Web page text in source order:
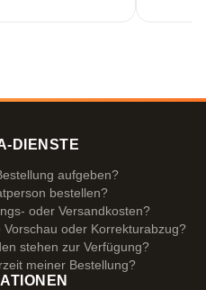
DIENSTE
aufgeben?
bestellen?
oder Versandkosten?
oder Korrekturabzug?
stehen zur Verfügung?
meiner Bestellung?